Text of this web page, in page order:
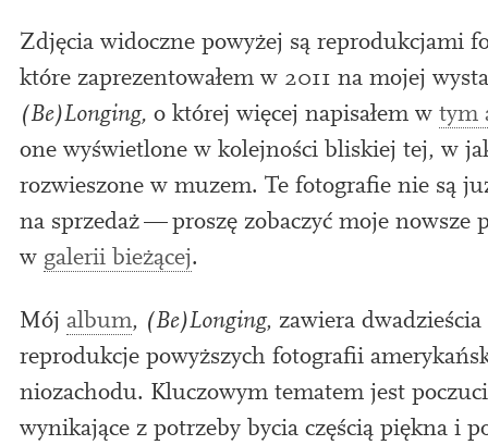
Zdjęcia widoczne pow­yżej są reproduk­c­jami
które zaprezentowałem w 2011 na mojej
(Be)Longing, o której więcej nap­isałem w tym
one wyświetlone w kole­jności bliskiej tej, w
rozwieszone w muzem. Te foto­grafie nie są
na sprzedaż — proszę zobaczyć moje nowsze
w galerii bieżącej.
Mój album, (Be)Longing, zaw­i­era dwadzieś­cia
reproduk­cje pow­yższych foto­graﬁi
nioz­acho­du. Kluczowym tem­atem jest
wynika­jące z potrzeby bycia częś­cią piękna i